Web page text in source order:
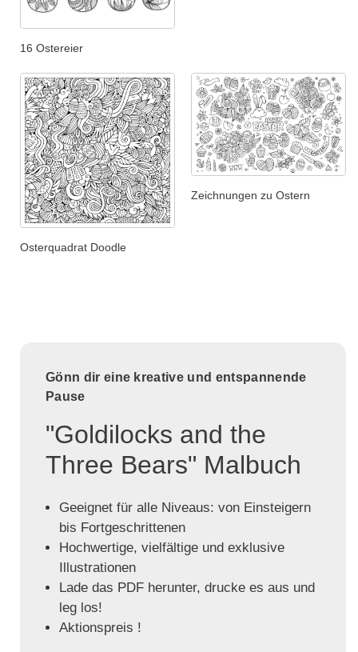
16 Ostereier
Osterquadrat Doodle
Zeichnungen zu Ostern
Gönn dir eine kreative und entspannende
Pause
"Goldilocks and the
Three Bears" Malbuch
Geeignet für alle Niveaus: von Einsteigern
bis Fortgeschrittenen
Hochwertige, vielfältige und exklusive
Illustrationen
Lade das PDF herunter, drucke es aus und
leg los!
Aktionspreis !